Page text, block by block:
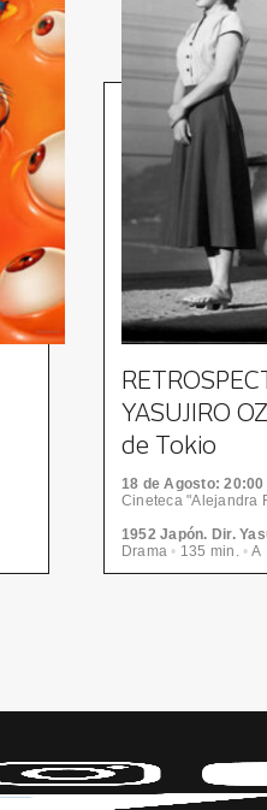
YASUJIRO
de Tokio
18 de Agosto: 20:00
1952 Japón. Dir.
Drama • 135 min. • A